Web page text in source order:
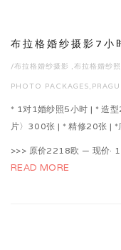
布拉格婚纱摄影7
/布拉格婚纱摄影 ,布拉格婚纱照
PHOTO PACKAGES,
* 1对1婚纱照5小时 | * 造
片〉300张 | * 精修20张 | *
>>> 原价2218欧 — 现价·
READ MORE